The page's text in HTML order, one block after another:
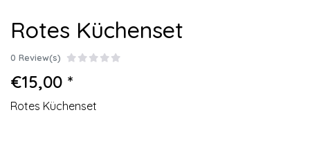
Rotes Küchenset
0 Review(s)
€15,00 *
Rotes Küchenset